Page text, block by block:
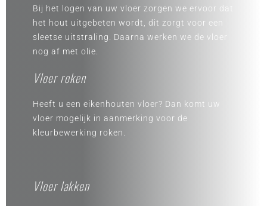
Bij het logen van uw vloer zorgen we ervoor dat
het hout uitgebeten wordt, dit zorgt voor een
sleetse uitstraling. Daarna werken we de vloer
nog af met olie.
Vloer roken
Heeft u een eikenhouten vloer? Dan komt uw
vloer mogelijk in aanmerking voor de
kleurbewerking roken.
Vloer lakken